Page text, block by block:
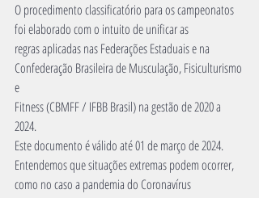
O procedimento classificatório para os campeonatos
foi elaborado com o intuito de unificar as
regras aplicadas nas Federações Estaduais e na
Confederação Brasileira de Musculação, Fisiculturismo
e
Fitness (CBMFF / IFBB Brasil) na gestão de 2020 a
2024.
Este documento é válido até 01 de março de 2024.
Entendemos que situações extremas podem ocorrer,
como no caso a pandemia do Coronavírus